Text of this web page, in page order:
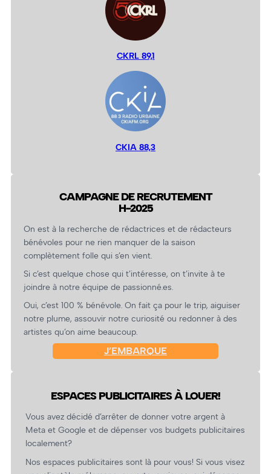
CKRL 89,1
CKIA 88,3
CAMPAGNE DE RECRUTEMENT
H-2025
On est à la recherche de rédactrices et de rédacteurs
bénévoles pour ne rien manquer de la saison
complètement folle qui s’en vient.
Si c’est quelque chose qui t’intéresse, on t’invite à te
joindre à notre équipe de passionné.es.
Oui, c’est 100 % bénévole. On fait ça pour le trip, aiguiser
notre plume, assouvir notre curiosité ou redonner à des
artistes qu’on aime beaucoup.
J’EMBARQUE
ESPACES PUBLICITAIRES À LOUER!
Vous avez décidé d’arrêter de donner votre argent à
Meta et Google et de dépenser vos budgets publicitaires
localement?
Nos espaces publicitaires sont là pour vous! Si vous visez